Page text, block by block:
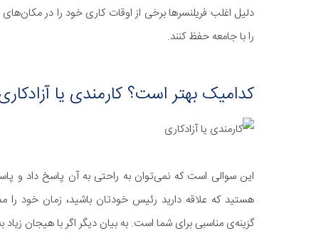
دلیل اغلب فریلنسرها برخی از اوقات کاری خود را در
را با جامعه حفظ کنند.
کدامیک بهتر است؟ کارمندی یا
این سوالی است که نمی‌توان به راحتی به آن پاسخ داد و
هستید که علاقه دارید رئیس خودتان باشید، زمان خود را
گزینه‌ی مناسبی برای شما است. به بیان دیگر اگر با هیجان